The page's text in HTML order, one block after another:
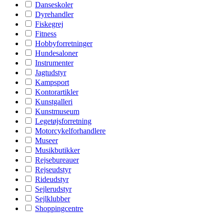
Danseskoler
Dyrehandler
Fiskegrej
Fitness
Hobbyforretninger
Hundesaloner
Instrumenter
Jagtudstyr
Kampsport
Kontorartikler
Kunstgalleri
Kunstmuseum
Legetøjsforretning
Motorcykelforhandlere
Museer
Musikbutikker
Rejsebureauer
Rejseudstyr
Rideudstyr
Sejlerudstyr
Sejlklubber
Shoppingcentre